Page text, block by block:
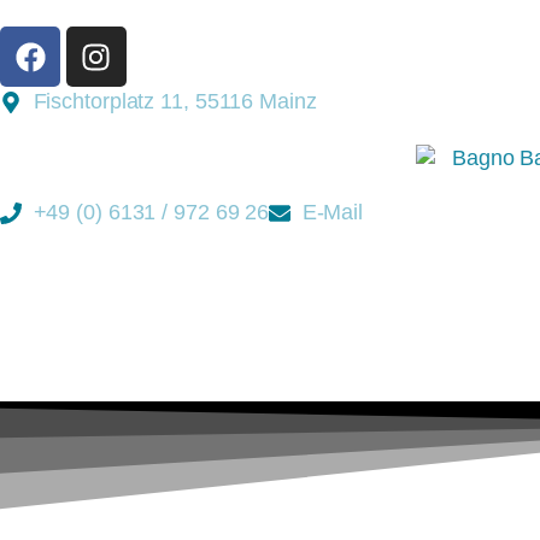
Fischtorplatz 11, 55116 Mainz
+49 (0) 6131 / 972 69 26 E-Mail